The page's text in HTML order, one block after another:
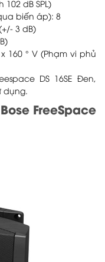
102 dB SPL)
biến áp): 8
3 dB)
160 ° V (Phạm vi phủ
DS 16SE Đen,
dụng.
FreeSpace